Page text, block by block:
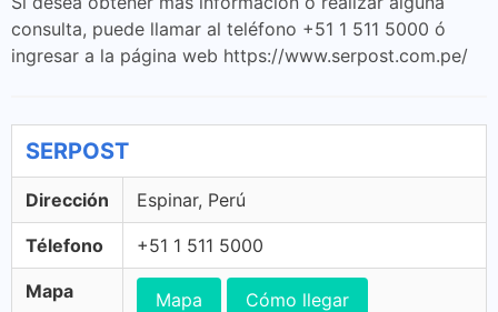
consulta, puede llamar al teléfono +51 1 511 5000 ó
ingresar a la página web https://www.serpost.com.pe/
SERPOST
Dirección Espinar, Perú
Télefono +51 1 511 5000
Mapa Mapa Cómo llegar